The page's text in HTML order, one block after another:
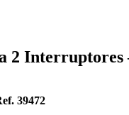
2 Interruptores
39472